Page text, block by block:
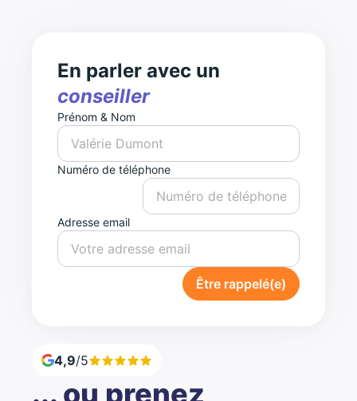
En parler avec un
conseiller
Prénom & Nom
Numéro de téléphone
Adresse email
Être rappelé(e)
4,9/5
... ou prenez